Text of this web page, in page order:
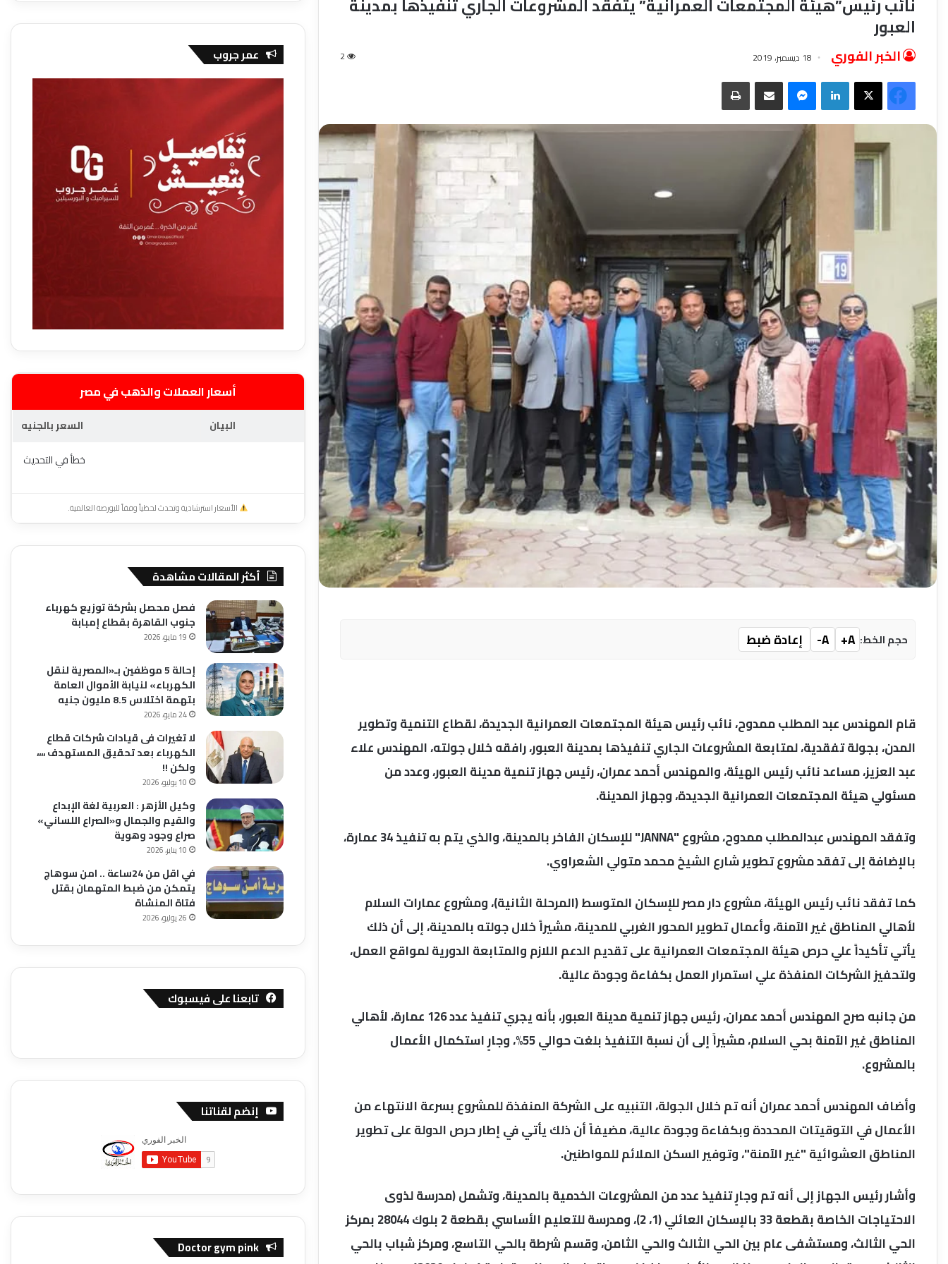
العبور
الخبر الفوري 18 ديسمبر، 2019 2
فيسبوك‫X لينكدإن ماسنجر مشاركة عبر البريد طباعة
حجم الخط: A+
A- إعادة ضبط
قام المهندس عبد المطلب ممدوح، نائب رئيس هيئة المجتمعات العمرانية الجديدة، لقطاع التنمية وتطوير
المدن، بجولة تفقدية، لمتابعة المشروعات الجاري تنفيذها بمدينة العبور، رافقه خلال جولته، المهندس علاء
عبد العزيز، مساعد نائب رئيس الهيئة، والمهندس أحمد عمران، رئيس جهاز تنمية مدينة العبور، وعدد من
مسئولي هيئة المجتمعات العمرانية الجديدة، وجهاز المدينة.
وتفقد المهندس عبدالمطلب ممدوح، مشروع "JANNA" للإسكان الفاخر بالمدينة، والذي يتم به تنفيذ 34 عمارة،
بالإضافة إلى تفقد مشروع تطوير شارع الشيخ محمد متولي الشعراوي.
كما تفقد نائب رئيس الهيئة، مشروع دار مصر للإسكان المتوسط (المرحلة الثانية)، ومشروع عمارات السلام
لأهالي المناطق غير الآمنة، وأعمال تطوير المحور الغربي للمدينة، مشيراً خلال جولته بالمدينة، إلى أن ذلك
يأتي تأكيداً علي حرص هيئة المجتمعات العمرانية على تقديم الدعم اللازم والمتابعة الدورية لمواقع العمل،
ولتحفيز الشركات المنفذة علي استمرار العمل بكفاءة وجودة عالية.
من جانبه صرح المهندس أحمد عمران، رئيس جهاز تنمية مدينة العبور، بأنه يجري تنفيذ عدد 126 عمارة، لأهالي
المناطق غير الآمنة بحي السلام، مشيراً إلى أن نسبة التنفيذ بلغت حوالي 55%، وجارٍ استكمال الأعمال
بالمشروع.
وأضاف المهندس أحمد عمران أنه تم خلال الجولة، التنبيه على الشركة المنفذة للمشروع بسرعة الانتهاء من
الأعمال في التوقيتات المحددة وبكفاءة وجودة عالية، مضيفاً أن ذلك يأتي في إطار حرص الدولة على تطوير
المناطق العشوائية "غير الآمنة"، وتوفير السكن الملائم للمواطنين.
وأشار رئيس الجهاز إلى أنه تم وجارٍ تنفيذ عدد من المشروعات الخدمية بالمدينة، وتشمل (مدرسة لذوى
الاحتياجات الخاصة بقطعة 33 بالإسكان العائلي (1، 2)، ومدرسة للتعليم الأساسي بقطعة 2 بلوك 28044 بمركز
الحي الثالث، ومستشفى عام بين الحي الثالث والحي الثامن، وقسم شرطة بالحي التاسع، ومركز شباب بالحي
عمر جروب
أسعار العملات والذهب في مصر
البيان
السعر بالجنيه
خطأ في التحديث
الأسعار استرشادية وتحدث لحظياً وفقاً للبورصة العالمية.
أكثر المقالات مشاهدة
فصل محصل بشركة توزيع كهرباء
جنوب القاهرة بقطاع إمبابة
19 مايو، 2026
إحالة 5 موظفين بـ«المصرية لنقل
الكهرباء» لنيابة الأموال العامة
بتهمة اختلاس 8.5 مليون جنيه
24 مايو، 2026
لا تغيرات فى قيادات شركات قطاع
الكهرباء بعد تحقيق المستهدف ،،،،
ولكن !!
10 يوليو، 2026
وكيل الأزهر : العربية لغة الإبداع
والقيم والجمال و«الصراع اللساني»
صراع وجود وهوية
10 يناير، 2026
في اقل من 24ساعة .. امن سوهاج
يتمكن من ضبط المتهمان بقتل
فتاة المنشاة
26 يوليو، 2026
تابعنا على فيسبوك
إنضم لقناتنا
Doctor gym pink